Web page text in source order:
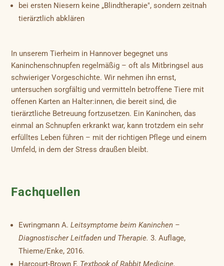
bei ersten Niesern keine „Blindtherapie", sondern zeitnah
tierärztlich abklären
In unserem Tierheim in Hannover begegnet uns
Kaninchenschnupfen regelmäßig – oft als Mitbringsel aus
schwieriger Vorgeschichte. Wir nehmen ihn ernst,
untersuchen sorgfältig und vermitteln betroffene Tiere mit
offenen Karten an Halter:innen, die bereit sind, die
tierärztliche Betreuung fortzusetzen. Ein Kaninchen, das
einmal an Schnupfen erkrankt war, kann trotzdem ein sehr
erfülltes Leben führen – mit der richtigen Pflege und einem
Umfeld, in dem der Stress draußen bleibt.
Fachquellen
Ewringmann A.Leitsymptome beim Kaninchen –
Diagnostischer Leitfaden und Therapie. 3. Auflage,
Thieme/Enke, 2016.